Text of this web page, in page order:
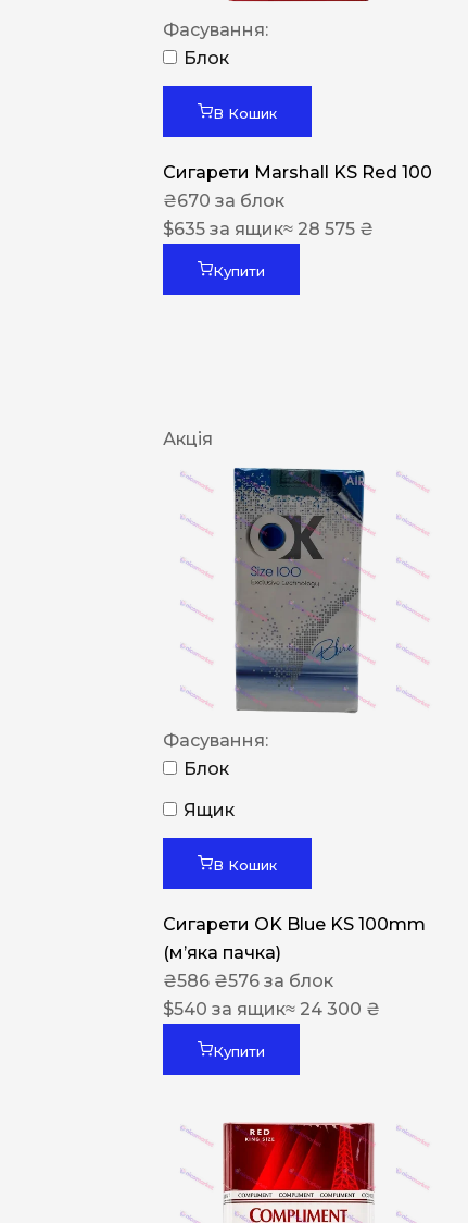
Фасування:
Блок
В Кошик
Сигарети Marshall KS Red 100
₴670 за блок
$635 за ящик≈ 28 575 ₴
Купити
Акція
Фасування:
Блок
Ящик
В Кошик
Сигарети OK Blue KS 100mm
(м’яка пачка)
₴586 ₴576 за блок
$540 за ящик≈ 24 300 ₴
Купити